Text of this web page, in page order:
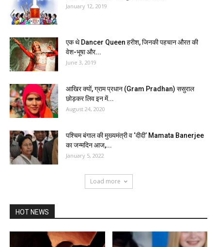
January 12, 2019
एक थे Dancer Queen हरीश, जिनकी पहचान औरत की
वेश-भूषा और...
June 3, 2019
आखिर क्यों, ग्राम प्रधान (Gram Pradhan) ससुराल
छोड़कर लिव इन में...
August 24, 2020
पश्चिम बंगाल की मुख्यमंत्री व ‘दीदी’ Mamata Banerjee
का जन्मदिन आज,...
January 5, 2022
Load more
HOT NEWS